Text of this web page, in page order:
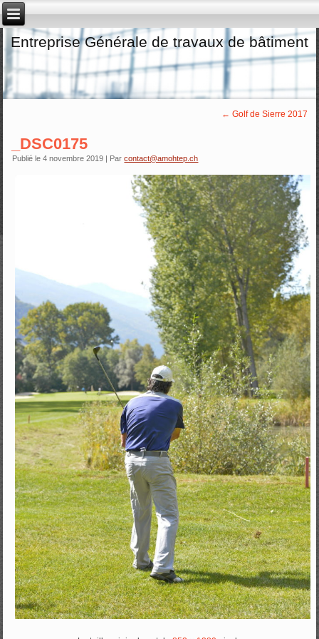
Entreprise Générale de travaux de bâtiment
← Golf de Sierre 2017
_DSC0175
Publié le 4 novembre 2019 | Par contact@amohtep.ch